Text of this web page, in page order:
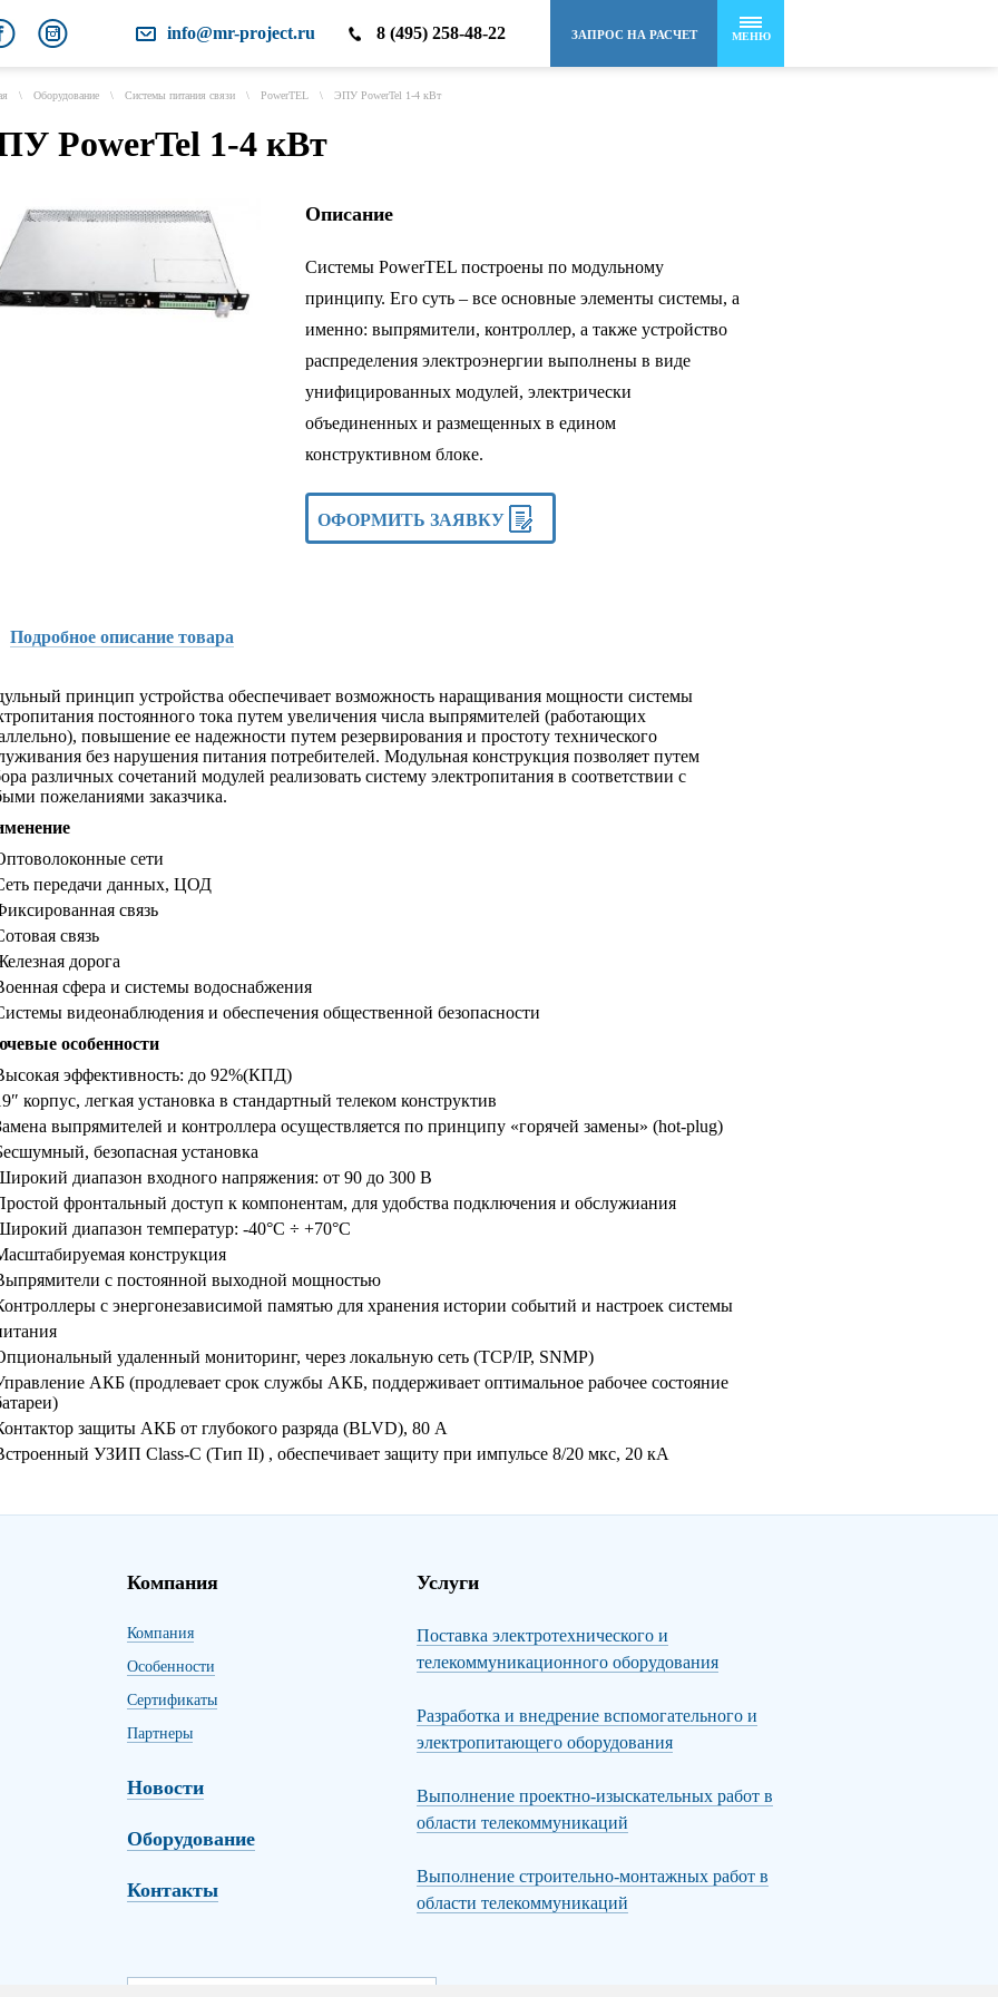
МЕНЮ
ЗАПРОС НА РАСЧЕТ
8 (495) 258-48-22
info@mr-project.ru
\ Оборудование \ Системы питания связи \ PowerTEL \ ЭПУ PowerTel 1-4 кВт
PowerTel 1-4 кВт
Описание
Системы PowerTEL построены по модульному
принципу. Его суть – все основные элементы системы, а
именно: выпрямители, контроллер, а также устройство
распределения электроэнергии выполнены в виде
унифицированных модулей, электрически
объединенных и размещенных в едином
конструктивном блоке.
ОФОРМИТЬ ЗАЯВКУ
Подробное описание товара
принцип устройства обеспечивает возможность наращивания мощности системы
постоянного тока путем увеличения числа выпрямителей (работающих
повышение ее надежности путем резервирования и простоту технического
без нарушения питания потребителей. Модульная конструкция позволяет путем
различных сочетаний модулей реализовать систему электропитания в соответствии с
пожеланиями заказчика.
сети
передачи данных, ЦОД
связь
связь
дорога
сфера и системы водоснабжения
видеонаблюдения и обеспечения общественной безопасности
особенности
эффективность: до 92%(КПД)
корпус, легкая установка в стандартный телеком конструктив
выпрямителей и контроллера осуществляется по принципу «горячей замены» (hot-plug)
безопасная установка
диапазон входного напряжения: от 90 до 300 В
фронтальный доступ к компонентам, для удобства подключения и обслужиания
диапазон температур: -40°C ÷ +70°C
конструкция
с постоянной выходной мощностью
с энергонезависимой памятью для хранения истории событий и настроек системы
удаленный мониторинг, через локальную сеть (TCP/IP, SNMP)
АКБ (продлевает срок службы АКБ, поддерживает оптимальное рабочее состояние
защиты АКБ от глубокого разряда (BLVD), 80 А
УЗИП Class-C (Тип II) , обеспечивает защиту при импульсе 8/20 мкс, 20 кА
Компания
Компания
Особенности
Сертификаты
Партнеры
Новости
Оборудование
Контакты
Услуги
Поставка электротехнического и
телекоммуникационного оборудования
Разработка и внедрение вспомогательного и
электропитающего оборудования
Выполнение проектно-изыскательных работ в
области телекоммуникаций
Выполнение строительно-монтажных работ в
области телекоммуникаций